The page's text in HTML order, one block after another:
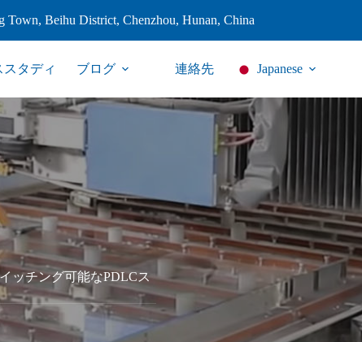
Town, Beihu District, Chenzhou, Hunan, China
スタディ ブログ 連絡先 Japanese
ッチング可能なPDLCス